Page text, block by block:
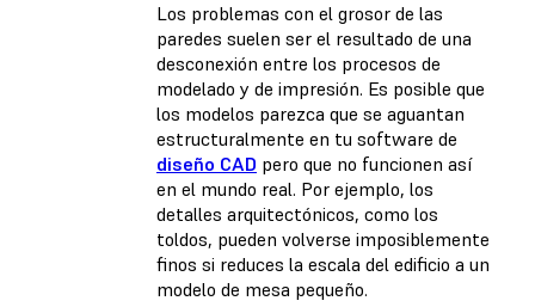
Los problemas con el grosor de las
paredes suelen ser el resultado de una
desconexión entre los procesos de
modelado y de impresión. Es posible que
los modelos parezca que se aguantan
estructuralmente en tu software de
diseño CAD pero que no funcionen así
en el mundo real. Por ejemplo, los
detalles arquitectónicos, como los
toldos, pueden volverse imposiblemente
finos si reduces la escala del edificio a un
modelo de mesa pequeño.